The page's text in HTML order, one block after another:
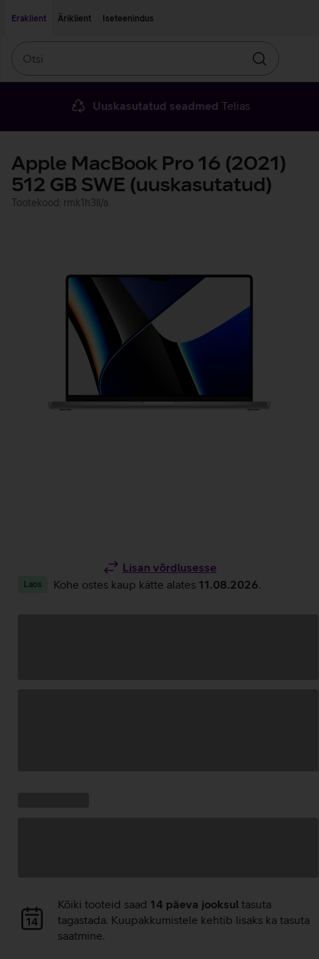
Eraklient
Äriklient Iseteenindus
Otsin
Uuskasutatud seadmed Telias
Apple MacBook Pro 16 (2021)
512 GB SWE (uuskasutatud)
Tootekood: rmk1h3ll/a
Lisan võrdlusesse
Laos Kohe ostes kaup kätte alates 11.08.2026
Andmete
laadimine
Kõiki tooteid saad 14 päeva jooksul tasuta
tagastada. Kuupakkumistele kehtib lisaks ka tasuta
saatmine.